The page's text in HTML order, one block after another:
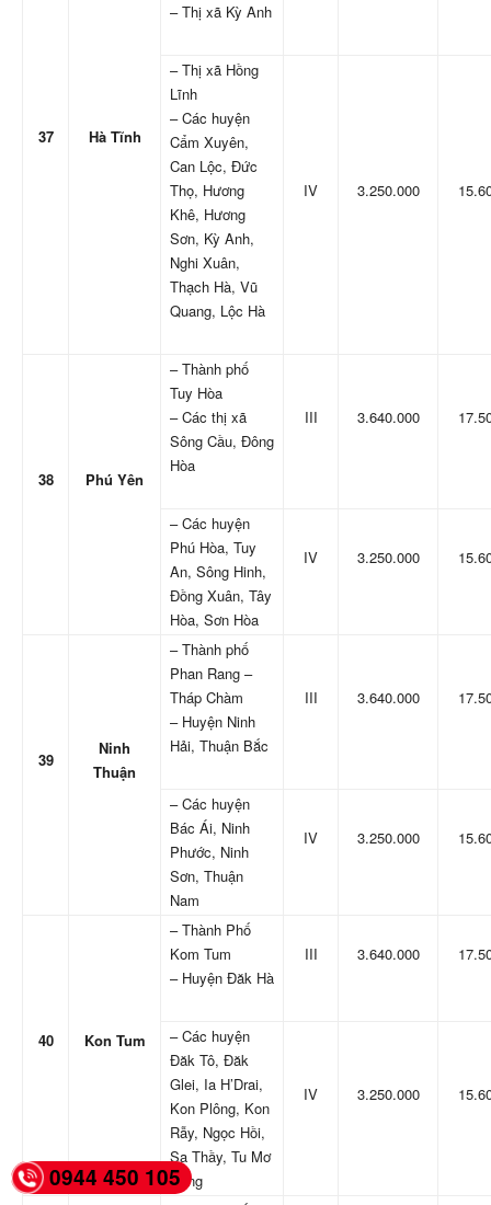
37 Hà Tĩnh
– Thị xã Kỳ Anh
– Thị xã Hồng
Lĩnh
– Các huyện
Cẩm Xuyên,
Can Lộc, Đức
Thọ, Hương
Khê, Hương
Sơn, Kỳ Anh,
Nghi Xuân,
Thạch Hà, Vũ
Quang, Lộc Hà
IV 3.250.000
38 Phú Yên
– Thành phố
Tuy Hòa
– Các thị xã
Sông Cầu, Đông
Hòa
III 3.640.000
– Các huyện
Phú Hòa, Tuy
An, Sông Hinh,
Đồng Xuân, Tây
Hòa, Sơn Hòa
IV 3.250.000
39
Ninh
Thuận
– Thành phố
Phan Rang –
Tháp Chàm
– Huyện Ninh
Hải, Thuận Bắc
III 3.640.000
– Các huyện
Bác Ái, Ninh
Phước, Ninh
Sơn, Thuận
Nam
IV 3.250.000
40 Kon Tum
– Thành Phố
Kom Tum
– Huyện Đăk Hà
III 3.640.000
– Các huyện
Đăk Tô, Đăk
Glei, Ia H’Drai,
Kon Plông, Kon
Rẫy, Ngọc Hồi,
Sa Thầy, Tu Mơ
Rông
IV 3.250.000
0944 450 105